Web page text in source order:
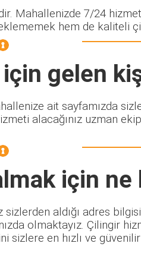
Mahallenizde 7/24
hem de kaliteli
gelen
ait sayfamızda
alacağınız uzman
için ne
aldığı adres
olmaktayız. Çilingir
sizlere en hızlı ve